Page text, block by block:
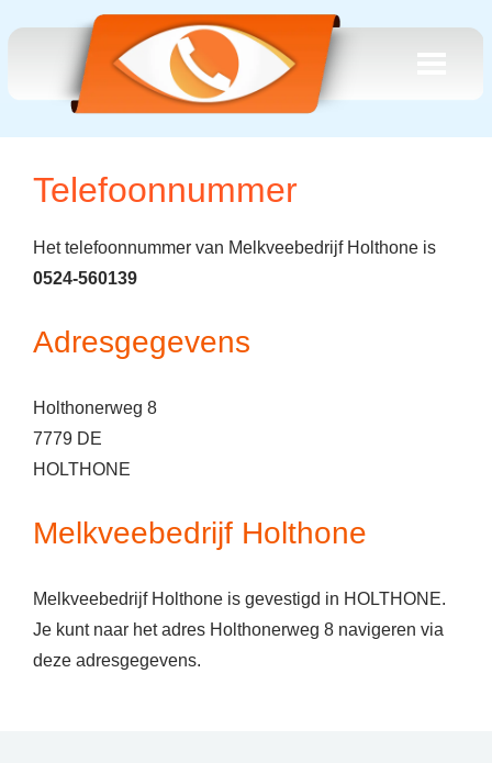
Telefoonnummer
Het telefoonnummer van Melkveebedrijf Holthone is
0524-560139
Adresgegevens
Holthonerweg 8
7779 DE
HOLTHONE
Melkveebedrijf Holthone
Melkveebedrijf Holthone is gevestigd in HOLTHONE.
Je kunt naar het adres Holthonerweg 8 navigeren via
deze adresgegevens.